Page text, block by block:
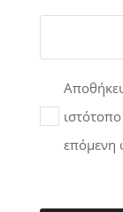
επόμενη